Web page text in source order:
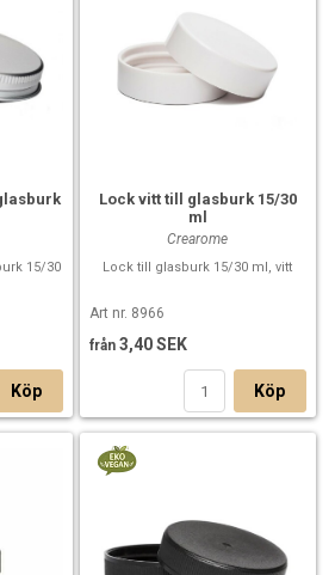
15/30
Köp
Lock vitt till glasburk 15/30
ml
Crearome
Lock till glasburk 15/30 ml, vitt
Art nr. 8966
från 3,40 SEK
Köp